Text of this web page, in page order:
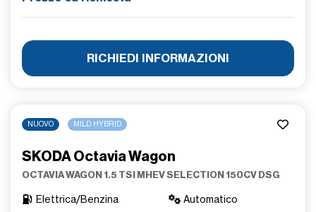
RICHIEDI INFORMAZIONI
NUOVO MILD HYBRID
SKODA Octavia Wagon
OCTAVIA WAGON 1.5 TSI MHEV SELECTION 150CV DSG
Elettrica/Benzina
Automatico